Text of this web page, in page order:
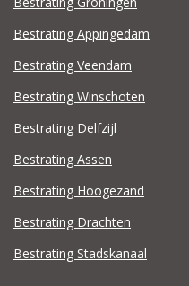
Bestrating Appingedam
Bestrating Veendam
Bestrating Winschoten
Bestrating Delfzijl
Bestrating Assen
Bestrating Hoogezand
Bestrating Drachten
Bestrating Stadskanaal